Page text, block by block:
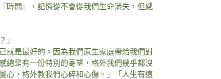
時間』，記憶從不會從我們生命消失，但感
」
就是最好的。因為我們原生家庭帶給我們對
總是有一份特別的寄望，格外我們幾乎都沒
心，格外教我們心碎和心傷。」「人生有這